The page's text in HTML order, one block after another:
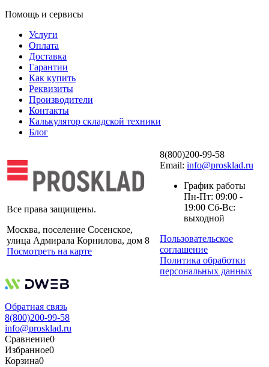
Помощь и сервисы
Услуги
Оплата
Доставка
Гарантии
Как купить
Реквизиты
Производители
Контакты
Калькулятор складской техники
Блог
Все права защищены.
Москва, поселение Сосенское,
улица Адмирала Корнилова, дом 8
Посмотреть на карте
8(800)200-99-58
Email: info@prosklad.ru
График работы
Пн-Пт: 09:00 -
19:00 Сб-Вс:
выходной
Пользовательское
соглашение
Политика обработки
персональных данных
Обратная связь
8(800)200-99-58
info@prosklad.ru
Сравнение0
Избранное0
Корзина0